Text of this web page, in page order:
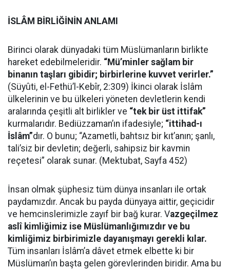
İSLÂM BİRLİĞİNİN ANLAMI
Birinci olarak dünyadaki tüm Müslümanların birlikte
hareket edebilmeleridir. “Mü’minler sağlam bir
binanın taşları gibidir; birbirlerine kuvvet verirler.”
(Süyûti, el-Fethü’l-Kebîr, 2:309) İkinci olarak İslâm
ülkelerinin ve bu ülkeleri yöneten devletlerin kendi
aralarında çeşitli alt birlikler ve “tek bir üst ittifak”
kurmalarıdır. Bediüzzaman’ın ifadesiyle; “ittihad-ı
İslâm”dır. O bunu; “Azametli, bahtsız bir kıt’anın; şanlı,
tali’siz bir devletin; değerli, sahipsiz bir kavmin
reçetesi” olarak sunar. (Mektubat, Sayfa 452)
İnsan olmak şüphesiz tüm dünya insanları ile ortak
paydamızdır. Ancak bu payda dünyaya aittir, geçicidir
ve hemcinslerimizle zayıf bir bağ kurar. Vazgeçilmez
aslî kimliğimiz ise Müslümanlığımızdır ve bu
kimliğimiz birbirimizle dayanışmayı gerekli kılar.
Tüm insanları İslâm’a dâvet etmek elbette ki bir
Müslüman’ın başta gelen görevlerinden biridir. Ama bu